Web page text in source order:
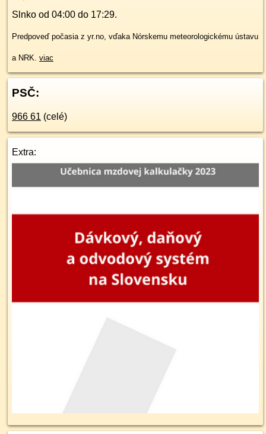
Slnko od 04:00 do 17:29.
Predpoveď počasia z yr.no, vďaka Nórskemu meteorologickému ústavu
a NRK. viac
PSČ:
966 61 (celé)
Extra: